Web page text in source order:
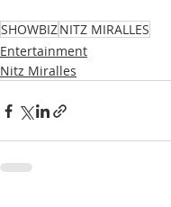
SHOWBIZNITZ MIRALLES
Entertainment
Nitz Miralles